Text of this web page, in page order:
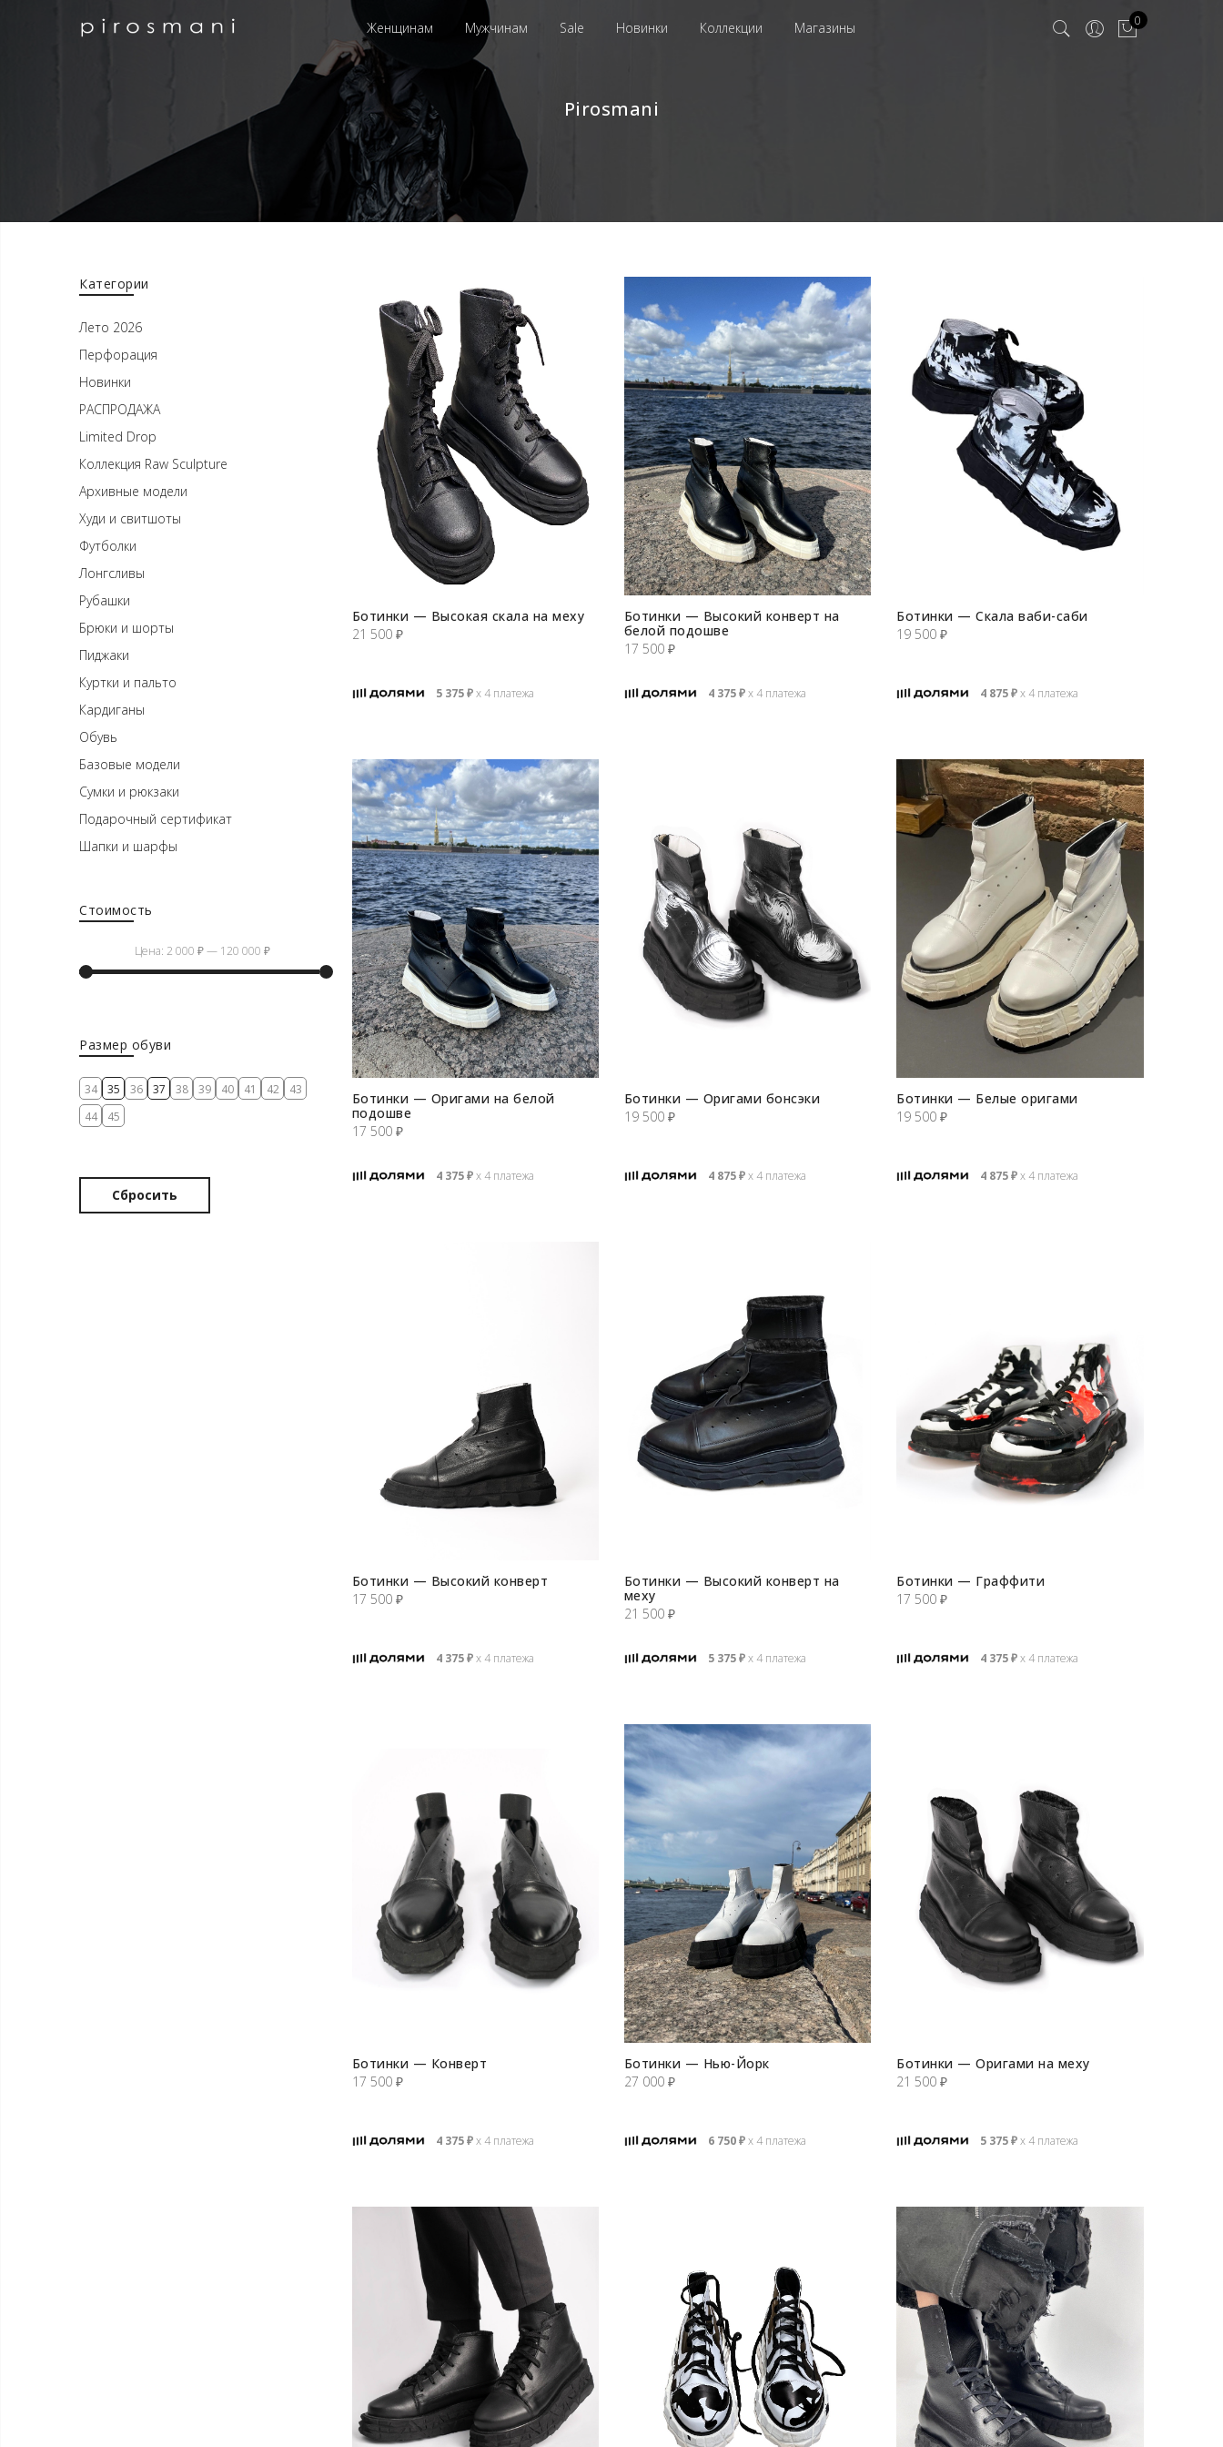
Женщинам Мужчинам Sale Новинки Коллекции Магазины 0
Pirosmani
Ботинки — Высокая скала на меху
21 500 ₽
5 375₽х 4 платежа
Ботинки — Высокий конверт на
белой подошве
17 500 ₽
4 375₽х 4 платежа
Ботинки — Скала ваби-cаби
19 500₽
4 875₽х 4 платежа
Ботинки — Оригами на белой
подошве
17 500 ₽
4 375₽х 4 платежа
Ботинки — Оригами бонсэки
19 500 ₽
4 875₽х 4 платежа
Ботинки — Белые оригами
19 500₽
4 875₽х 4 платежа
Ботинки — Высокий конверт
17 500 ₽
4 375₽х 4 платежа
Ботинки — Высокий конверт на
меху
21 500 ₽
5 375₽х 4 платежа
Ботинки — Граффити
17 500₽
4 375₽х 4 платежа
Ботинки — Конверт
17 500 ₽
4 375₽х 4 платежа
Ботинки — Нью-Йорк
27 000 ₽
6 750₽х 4 платежа
Ботинки — Оригами на меху
21 500₽
5 375₽х 4 платежа
Категории
Лето 2026
Перфорация
Новинки
РАСПРОДАЖА
Limited Drop
Коллекция Raw Sculpture
Архивные модели
Худи и свитшоты
Футболки
Лонгсливы
Рубашки
Брюки и шорты
Пиджаки
Куртки и пальто
Кардиганы
Обувь
Базовые модели
Сумки и рюкзаки
Подарочный сертификат
Шапки и шарфы
Стоимость
Цена:2 000 ₽— 120 000 ₽
Размер обуви
34 35 36 37 38 39 40 41 42
43
44
45
Сбросить